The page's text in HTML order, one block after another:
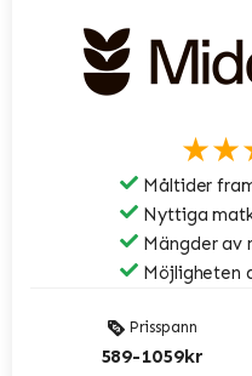
Måltider
Nyttiga
Mängder av
Möjligheten
Prisspann
589-1059kr